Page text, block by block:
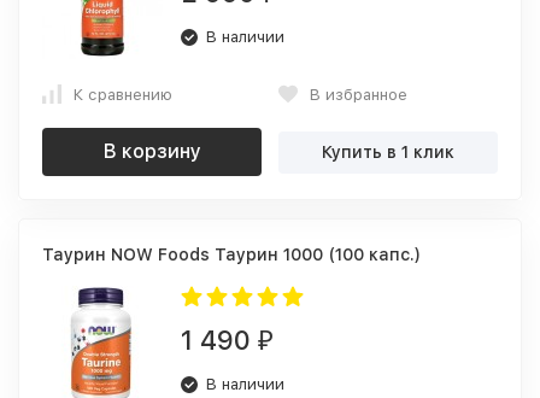
В наличии
К сравнению В избранное
В корзину Купить в 1 клик
Таурин NOW Foods Таурин 1000 (100 капс.)
1 490 ₽
В наличии